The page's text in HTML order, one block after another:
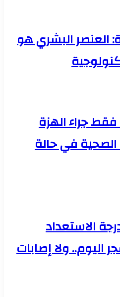
العنصر البشري هو
جراء الهزة
في حالة
الاستعداد
اليوم.. ولا إصابات